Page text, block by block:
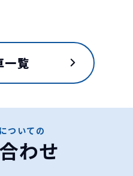
一覧
ついての
わせ